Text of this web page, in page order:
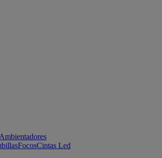
Ambientadores
FocosCintas Led